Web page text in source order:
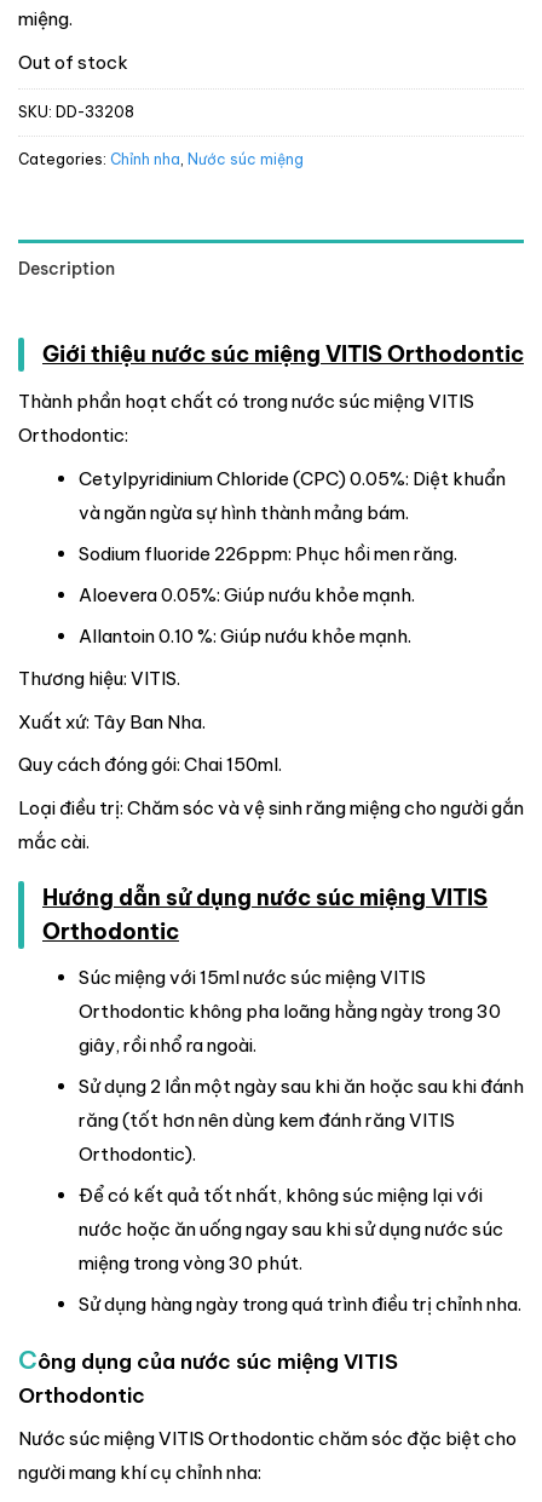
miệng.
Out of stock
SKU: DD-33208
Categories: Chỉnh nha, Nước súc miệng
Description
Giới thiệu nước súc miệng VITIS Orthodontic
Thành phần hoạt chất có trong nước súc miệng VITIS
Orthodontic:
Cetylpyridinium Chloride (CPC) 0.05%: Diệt khuẩn
và ngăn ngừa sự hình thành mảng bám.
Sodium fluoride 226ppm: Phục hồi men răng.
Aloevera 0.05%: Giúp nướu khỏe mạnh.
Allantoin 0.10 %: Giúp nướu khỏe mạnh.
Thương hiệu: VITIS.
Xuất xứ: Tây Ban Nha.
Quy cách đóng gói: Chai 150ml.
Loại điều trị: Chăm sóc và vệ sinh răng miệng cho người gắn
mắc cài.
Hướng dẫn sử dụng nước súc miệng VITIS
Orthodontic
Súc miệng với 15ml nước súc miệng VITIS
Orthodontic không pha loãng hằng ngày trong 30
giây, rồi nhổ ra ngoài.
Sử dụng 2 lần một ngày sau khi ăn hoặc sau khi đánh
răng (tốt hơn nên dùng kem đánh răng VITIS
Orthodontic).
Để có kết quả tốt nhất, không súc miệng lại với
nước hoặc ăn uống ngay sau khi sử dụng nước súc
miệng trong vòng 30 phút.
Sử dụng hàng ngày trong quá trình điều trị chỉnh nha.
Công dụng của nước súc miệng VITIS
Orthodontic
Nước súc miệng VITIS Orthodontic chăm sóc đặc biệt cho
người mang khí cụ chỉnh nha: